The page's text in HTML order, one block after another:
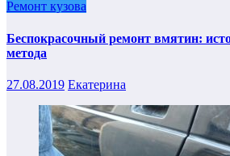
Ремонт кузова
Беспокрасочный ремонт вмятин:
метода
27.08.2019 Екатерина